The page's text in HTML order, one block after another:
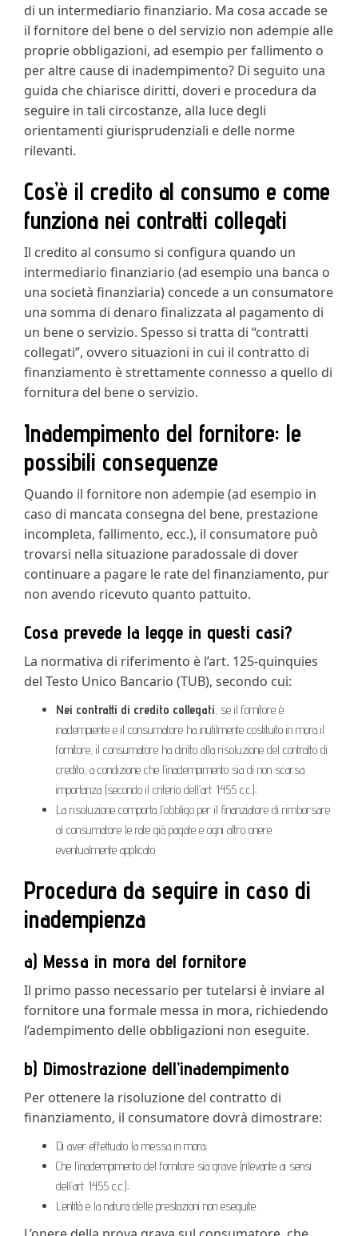
di un intermediario finanziario. Ma cosa accade se
il fornitore del bene o del servizio non adempie alle
proprie obbligazioni, ad esempio per fallimento o
per altre cause di inadempimento? Di seguito una
guida che chiarisce diritti, doveri e procedura da
seguire in tali circostanze, alla luce degli
orientamenti giurisprudenziali e delle norme
rilevanti.
Cos’è il credito al consumo e come
funziona nei contratti collegati
Il credito al consumo si configura quando un
intermediario finanziario (ad esempio una banca o
una società finanziaria) concede a un consumatore
una somma di denaro finalizzata al pagamento di
un bene o servizio. Spesso si tratta di “contratti
collegati”, ovvero situazioni in cui il contratto di
finanziamento è strettamente connesso a quello di
fornitura del bene o servizio.
Inadempimento del fornitore: le
possibili conseguenze
Quando il fornitore non adempie (ad esempio in
caso di mancata consegna del bene, prestazione
incompleta, fallimento, ecc.), il consumatore può
trovarsi nella situazione paradossale di dover
continuare a pagare le rate del finanziamento, pur
non avendo ricevuto quanto pattuito.
Cosa prevede la legge in questi casi?
La normativa di riferimento è l’art. 125-quinquies
del Testo Unico Bancario (TUB), secondo cui:
Nei contratti di credito collegati, se il fornitore è
inadempiente e il consumatore ha inutilmente costituito in mora il
fornitore, il consumatore ha diritto alla risoluzione del contratto di
credito, a condizione che l’inadempimento sia di non scarsa
importanza (secondo il criterio dell’art. 1455 c.c.);
La risoluzione comporta l’obbligo per il finanziatore di rimborsare
al consumatore le rate già pagate e ogni altro onere
eventualmente applicato.
Procedura da seguire in caso di
inadempienza
a) Messa in mora del fornitore
Il primo passo necessario per tutelarsi è inviare al
fornitore una formale messa in mora, richiedendo
l’adempimento delle obbligazioni non eseguite.
b) Dimostrazione dell’inadempimento
Per ottenere la risoluzione del contratto di
finanziamento, il consumatore dovrà dimostrare:
Di aver effettuato la messa in mora;
Che l’inadempimento del fornitore sia grave (rilevante ai sensi
dell’art. 1455 c.c.);
L’entità e la natura delle prestazioni non eseguite.